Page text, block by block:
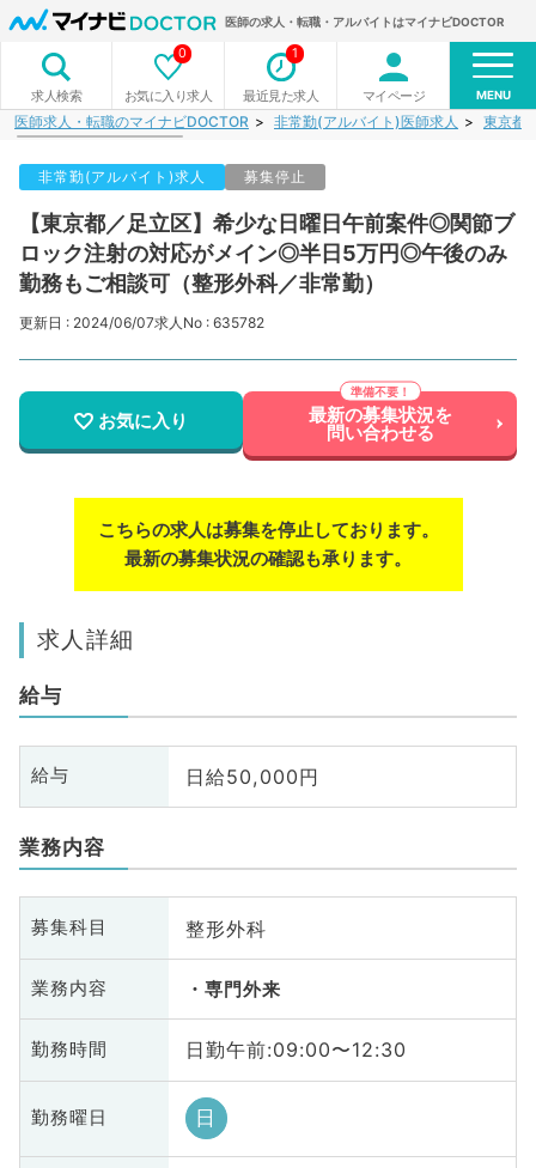
医師の求人・転職・アルバイトはマイナビDOCTOR
求人検索 お気に入り求人
0
最近見た求人
1
マイページ MENU
医師求人・転職のマイナビDOCTOR 非常勤(アルバイト)医師求人 東京都
非常勤(アルバイト)求人 募集停止
【東京都／足立区】希少な日曜日午前案件◎関節ブ
ロック注射の対応がメイン◎半日5万円◎午後のみ
勤務もご相談可（整形外科／非常勤）
更新日 : 2024/06/07求人No : 635782
お気に入り 最新の募集状況を
問い合わせる
こちらの求人は募集を停止しております。
最新の募集状況の確認も承ります。
求人詳細
給与
給与 日給50,000円
業務内容
募集科目 整形外科
業務内容 専門外来
勤務時間 日勤午前:09:00〜12:30
勤務曜日 日